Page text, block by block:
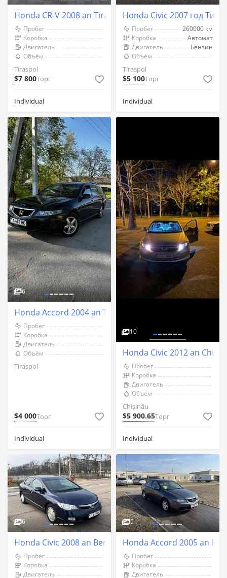
Honda CR-V 2008 an Tiraspol
Пробег
Коробка
Двигатель
Объём
Tiraspol
$7 800Торг
Individual
Honda Civic 2007 год
Пробег
260000 км
Коробка
Автомат
Двигатель
Бензин
Объём
Tiraspol
$5 100Торг
Individual
6
Honda Accord 2004 an Tiraspol
Пробег
Коробка
Двигатель
Объём
Tiraspol
$4 000Торг
Individual
10
Honda Civic 2012 an
Пробег
Коробка
Двигатель
Объём
Chişinău
$5 900.65Торг
Individual
6
Honda Civic 2008 an Bender
Пробег
Коробка
Двигатель
5
Honda Accord 2005 an
Пробег
Коробка
Двигатель